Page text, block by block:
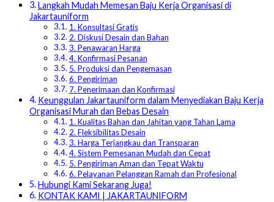
Langkah Mudah Memesan Baju Kerja Organisasi di
Jakartauniform
1. Konsultasi Gratis
2. Diskusi Desain dan Bahan
3. Penawaran Harga
4. Konfirmasi Pesanan
5. Produksi dan Pengemasan
6. Pengiriman
7. Penerimaan dan Konfirmasi
Keunggulan Jakartauniform dalam Menyediakan Baju Kerja
Organisasi Murah dan Bebas Desain
1. Kualitas Bahan dan Jahitan yang Tahan Lama
2. Fleksibilitas Desain
3. Harga Terjangkau dan Transparan
4. Sistem Pemesanan Mudah dan Cepat
5. Pengiriman Aman dan Tepat Waktu
6. Pelayanan Pelanggan Ramah dan Profesional
Hubungi Kami Sekarang Juga!
KONTAK KAMI | JAKARTAUNIFORM